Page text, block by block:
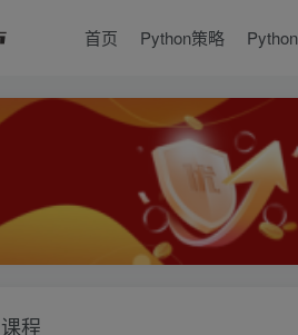
首页 Python策略
课程